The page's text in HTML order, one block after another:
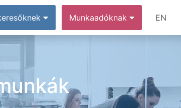
Munkaadóknak EN